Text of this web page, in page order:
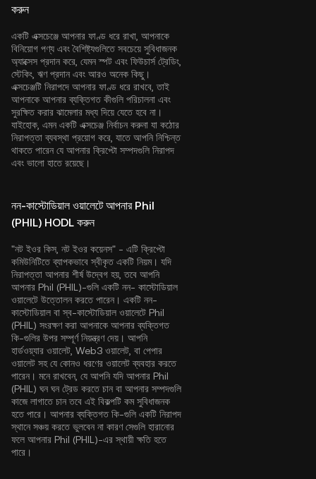
করুন
একটি এক্সচেঞ্জে আপনার ফাণ্ড ধরে রাখা, আপনাকে
বিনিয়োগ পণ্য এবং বৈশিষ্ট্যগুলিতে সবচেয়ে সুবিধাজনক
অ্যাক্সেস প্রদান করে, যেমন স্পট এবং ফিউচার্স ট্রেডিং,
স্টেকিং, ঋণ প্রদান এবং আরও অনেক কিছু।
এক্সচেঞ্জটি নিরাপদে আপনার ফাণ্ড ধরে রাখবে, তাই
আপনাকে আপনার ব্যক্তিগত কীগুলি পরিচালনা এবং
সুরক্ষিত করার ঝামেলার মধ্য দিয়ে যেতে হবে না।
যাইহোক, এমন একটি এক্সচেঞ্জ নির্বাচন করুনা যা কঠোর
নিরাপত্তা ব্যবস্থা প্রয়োগ করে, যাতে আপনি নিশ্চিন্ত
থাকতে পারেন যে আপনার ক্রিপ্টো সম্পদগুলি নিরাপদ
এবং ভালো হাতে রয়েছে।
নন-কাস্টোডিয়াল ওয়ালেটে আপনার Phil
(PHIL) HODL করুন
"নট ইওর কিস, নট ইওর কয়েনস" - এটি ক্রিপ্টো
কমিউনিটিতে ব্যাপকভাবে স্বীকৃত একটি নিয়ম। যদি
নিরাপত্তা আপনার শীর্ষ উদ্বেগ হয়, তবে আপনি
আপনার Phil (PHIL)-গুলি একটি নন- কাস্টোডিয়াল
ওয়ালেটে উত্তোলন করতে পারেন। একটি নন-
কাস্টোডিয়াল বা স্ব-কাস্টোডিয়াল ওয়ালেটে Phil
(PHIL) সংরক্ষণ করা আপনাকে আপনার ব্যক্তিগত
কি-গুলির উপর সম্পূর্ণ নিয়ন্ত্রণ দেয়। আপনি
হার্ডওয়্যার ওয়ালেট, Web3 ওয়ালেট, বা পেপার
ওয়ালেট সহ যে কোনও ধরণের ওয়ালেট ব্যবহার করতে
পারেন। মনে রাখবেন, যে আপনি যদি আপনার Phil
(PHIL) ঘন ঘন ট্রেড করতে চান বা আপনার সম্পদগুলি
কাজে লাগাতে চান তবে এই বিকল্পটি কম সুবিধাজনক
হতে পারে। আপনার ব্যক্তিগত কি-গুলি একটি নিরাপদ
স্থানে সঞ্চয় করতে ভুলবেন না কারণ সেগুলি হারানোর
ফলে আপনার Phil (PHIL)-এর স্থায়ী ক্ষতি হতে
পারে।